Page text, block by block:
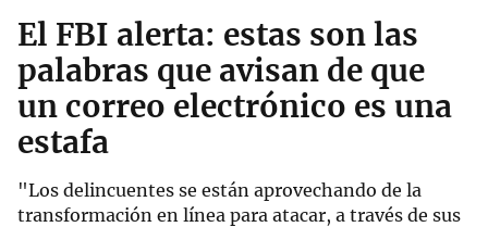
El FBI alerta: estas son las
palabras que avisan de que
un correo electrónico es una
estafa
"Los delincuentes se están aprovechando de la
transformación en línea para atacar, a través de sus